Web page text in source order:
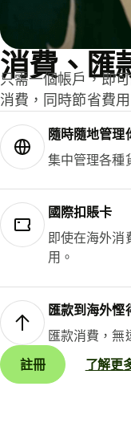
消費、匯
只需一個帳戶，即
消費，同時節省費用
隨時隨地管理
集中管理各種
國際扣賬卡
即使在海外消
用。
匯款到海外慳
匯款消費，無
註冊
了解更